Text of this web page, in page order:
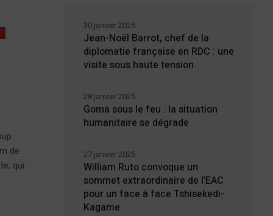
de
qui
Jean-Noël Barrot, chef de la
diplomatie française en RDC : une
visite sous haute tension
30 janvier 2025
Goma sous le feu : la situation
humanitaire se dégrade
28 janvier 2025
William Ruto convoque un
sommet extraordinaire de l’EAC
pour un face à face Tshisekedi-
Kagame
27 janvier 2025